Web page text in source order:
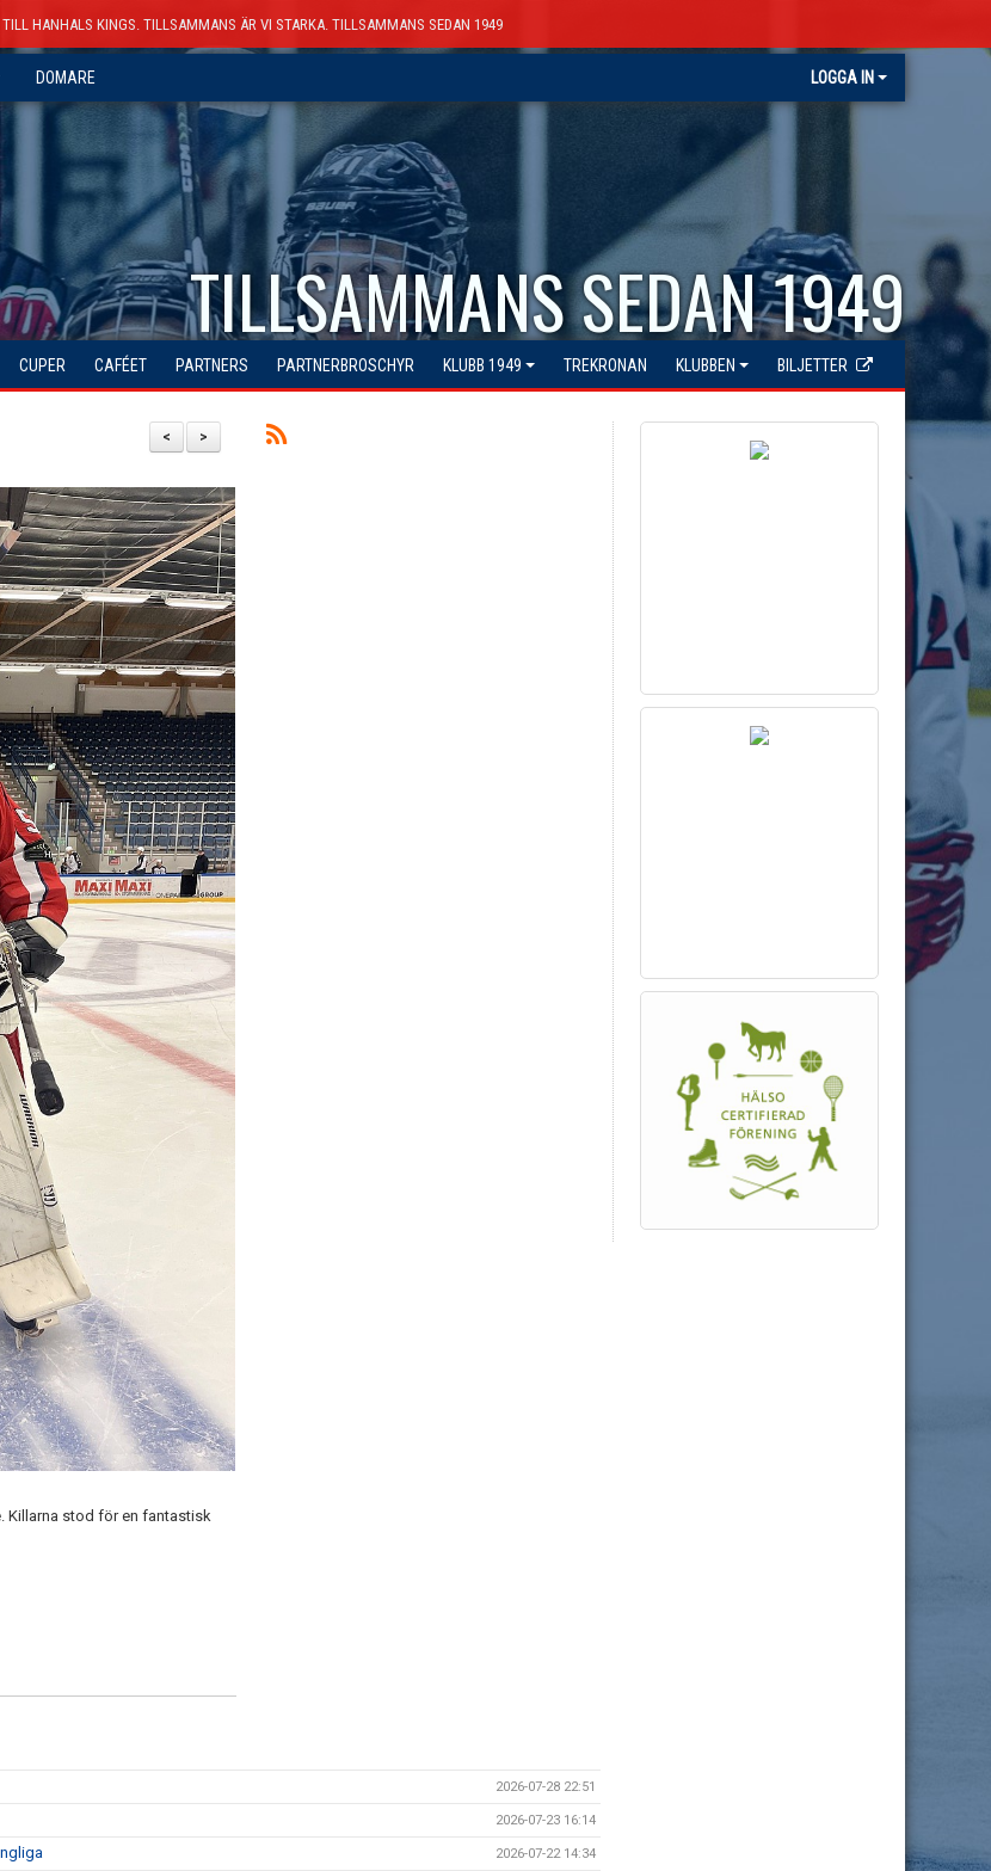
HANHALS KINGS. TILLSAMMANS ÄR VI STARKA. TILLSAMMANS SEDAN 1949
DOMARE LOGGA IN
TILLSAMMANS SEDAN 1949
CUPER CAFÉET PARTNERS PARTNERBROSCHYR KLUBB 1949 TREKRONAN KLUBBEN BILJETTER
>
<
Killarna stod för en fantastisk
2026-07-28 22:51
2026-07-23 16:14
2026-07-22 14:34